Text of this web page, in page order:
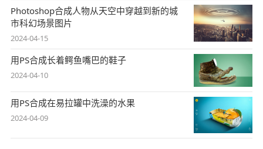
Photoshop合成人物从天空中穿越到新的城
市科幻场景图片
2024-04-15
用PS合成长着鳄鱼嘴巴的鞋子
2024-04-10
用PS合成在易拉罐中洗澡的水果
2024-04-09